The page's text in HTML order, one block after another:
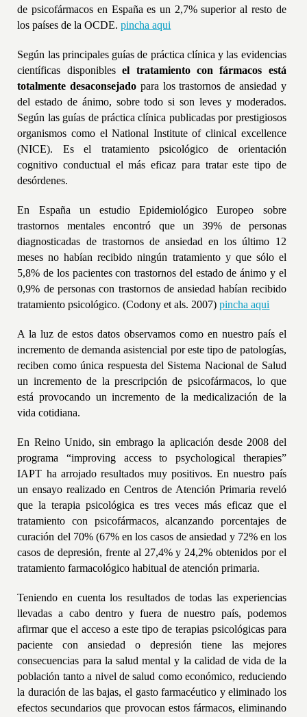
de psicofármacos en España es un 2,7% superior al resto de
los países de la OCDE.pincha aqui
Según las principales guías de práctica clínica y las evidencias
científicas disponiblesel tratamiento con fármacos está
totalmente desaconsejado para los trastornos de ansiedad y
del estado de ánimo, sobre todo si son leves y moderados.
Según las guías de práctica clínica publicadas por prestigiosos
organismos como el National Institute of clinical excellence
(NICE). Es el tratamiento psicológico de orientación
cognitivo conductual el más eficaz para tratar este tipo de
desórdenes.
En España un estudio Epidemiológico Europeo sobre
trastornos mentales encontró que un 39% de personas
diagnosticadas de trastornos de ansiedad en los último 12
meses no habían recibido ningún tratamiento y que sólo el
5,8% de los pacientes con trastornos del estado de ánimo y el
0,9% de personas con trastornos de ansiedad habían recibido
tratamiento psicológico.(Codony et als. 2007)pincha aqui
A la luz de estos datos observamos como en nuestro país el
incremento de demanda asistencial por este tipo de patologías,
reciben como única respuesta del Sistema Nacional de Salud
un incremento de la prescripción de psicofármacos, lo que
está provocando un incremento de la medicalización de la
vida cotidiana.
En Reino Unido, sin embrago la aplicación desde 2008 del
programa “improving access to psychological therapies”
IAPT ha arrojado resultados muy positivos. En nuestro país
un ensayo realizado en Centros de Atención Primaria reveló
que la terapia psicológica es tres veces más eficaz que el
tratamiento con psicofármacos, alcanzando porcentajes de
curación del 70% (67% en los casos de ansiedad y 72% en los
casos de depresión, frente al 27,4% y 24,2% obtenidos por el
tratamiento farmacológico habitual de atención primaria.
Teniendo en cuenta los resultados de todas las experiencias
llevadas a cabo dentro y fuera de nuestro país, podemos
afirmar que el acceso a este tipo de terapias psicológicas para
paciente con ansiedad o depresión tiene las mejores
consecuencias para la salud mental y la calidad de vida de la
población tanto a nivel de salud como económico, reduciendo
la duración de las bajas, el gasto farmacéutico y eliminado los
efectos secundarios que provocan estos fármacos, eliminando